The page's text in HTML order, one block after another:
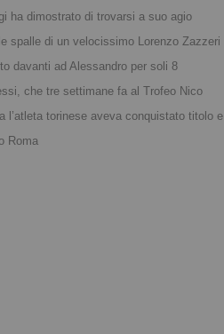
ha dimostrato di trovarsi a suo agio
spalle di un velocissimo Lorenzo Zazzeri
davanti ad Alessandro per soli 8
che tre settimane fa al Trofeo Nico
l’atleta torinese aveva conquistato titolo e
Roma